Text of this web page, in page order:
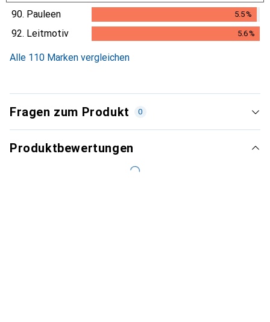
5.5%
90. Pauleen 5.5%
5.5%
92. Leitmotiv 5.6%
Alle 110 Marken vergleichen
Fragen zum Produkt 0
Produktbewertungen